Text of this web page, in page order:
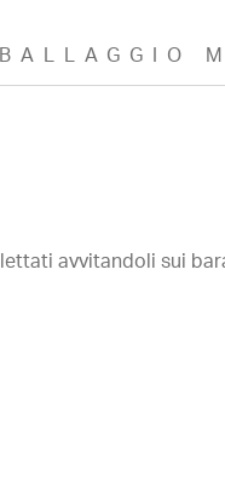
avvitandoli sui